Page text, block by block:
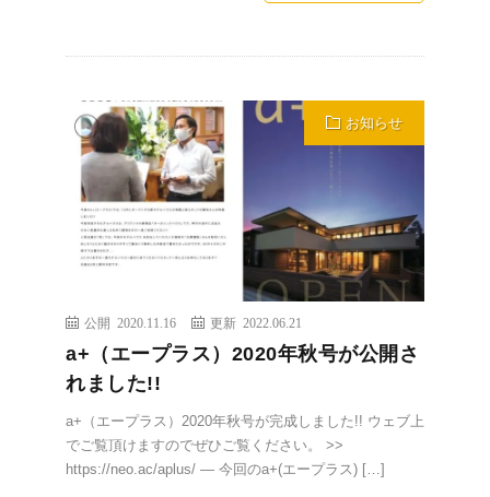
お知らせ
公開 2020.11.16 更新 2022.06.21
a+（エープラス）2020年秋号が公開さ
れました!!
a+（エープラス）2020年秋号が完成しました!! ウェブ上
でご覧頂けますのでぜひご覧ください。 >>
https://neo.ac/aplus/ — 今回のa+(エープラス) […]